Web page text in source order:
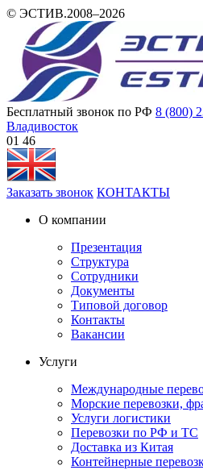
© ЭСТИВ.2008–2026
Бесплатный звонок по РФ 8 (800)
Владивосток
01 46
Заказать звонок КОНТАКТЫ
О компании
Презентация
Структура
Сотрудники
Документы
Типовой договор
Контакты
Вакансии
Услуги
Международные
Морские перевозки,
Услуги логистики
Перевозки по РФ и ТС
Доставка из Китая
Контейнерные